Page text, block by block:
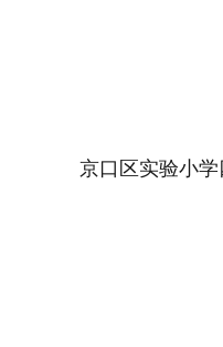
京口区实验小